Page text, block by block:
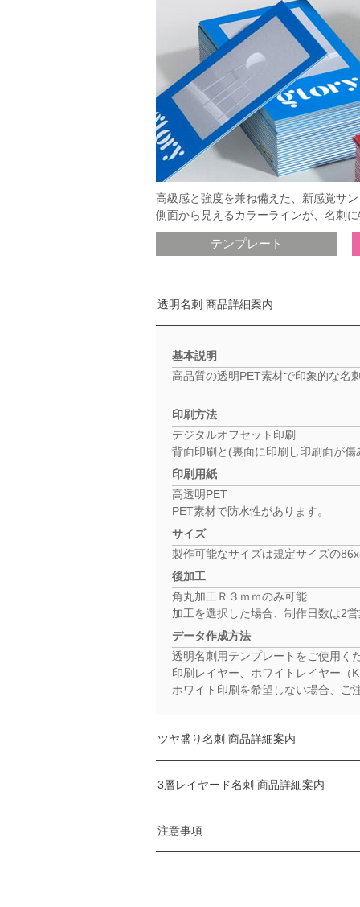
高級感と強度を兼ね備えた、新感覚サ
側面から見えるカラーラインが、名刺
テンプレート
透明名刺 商品詳細案内
基本説明
高品質の透明PET素材で印象的な名
印刷方法
デジタルオフセット印刷
背面印刷と(裏面に印刷し印刷面が
印刷用紙
高透明PET
PET素材で防水性があります。
サイズ
製作可能なサイズは規定サイズの
後加工
角丸加工Ｒ３ｍｍのみ可能
加工を選択した場合、制作日数は2
データ作成方法
透明名刺用テンプレートをご使用く
印刷レイヤー、ホワイトレイヤー（
ホワイト印刷を希望しない場合、ご
ツヤ盛り名刺 商品詳細案内
基本説明
透明の厚盛りニスでツヤ盛り加工を
ツヤ盛り加工(スコーディックス加
3層レイヤード名刺 商品詳細案内
基本説明
ランデブー用紙とランデブー用紙の
注意事項